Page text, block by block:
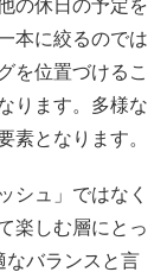
の休日の予定を
本に絞るのでは
を位置づけるこ
ります。多様な
素となります。
シュ」ではなく
楽しむ層にとっ
なバランスと言